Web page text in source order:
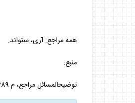
همه مراجع: آرى، مى‏تواند.
منبع:
توضيح‏المسائل مراجع، م 389؛آيت الله نورى، توضيح‏المسائل، م 390؛آيت الله وحيد، توضيح‏المسائل، م 395 وآيت الله خامنه‏اى، اجوبة، س 187.